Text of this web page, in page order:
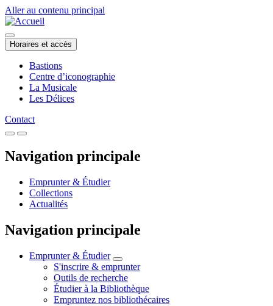
Aller au contenu principal
Horaires et accès
Bastions
Centre d’iconographie
La Musicale
Les Délices
Contact
Navigation principale
Emprunter & Étudier
Collections
Actualités
Navigation principale
Emprunter & Étudier
S'inscrire & emprunter
Outils de recherche
Étudier à la Bibliothèque
Empruntez nos bibliothécaires